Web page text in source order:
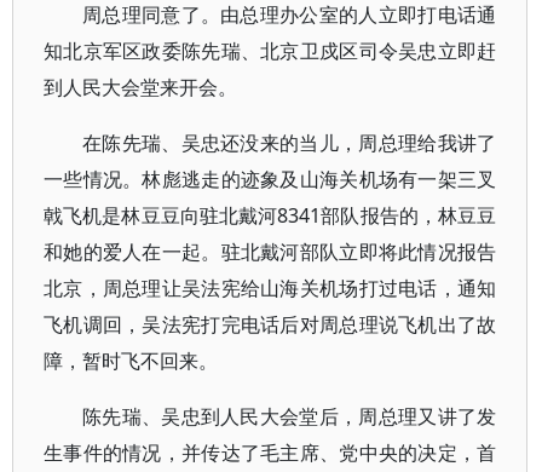
周总理同意了。由总理办公室的人立即打电话通
知北京军区政委陈先瑞、北京卫戍区司令吴忠立即赶
到人民大会堂来开会。
在陈先瑞、吴忠还没来的当儿，周总理给我讲了
一些情况。林彪逃走的迹象及山海关机场有一架三叉
戟飞机是林豆豆向驻北戴河8341部队报告的，林豆豆
和她的爱人在一起。驻北戴河部队立即将此情况报告
北京，周总理让吴法宪给山海关机场打过电话，通知
飞机调回，吴法宪打完电话后对周总理说飞机出了故
障，暂时飞不回来。
陈先瑞、吴忠到人民大会堂后，周总理又讲了发
生事件的情况，并传达了毛主席、党中央的决定，首